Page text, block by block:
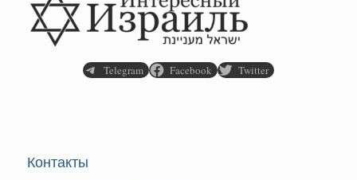
Telegram Facebook Twitter
Контакты